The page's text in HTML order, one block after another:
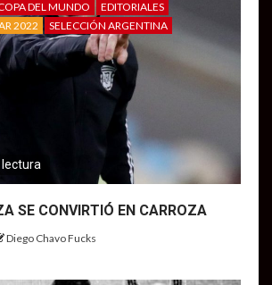
DEL MUNDO
EDITORIALES
2022 SELECCIÓN ARGENTINA
SE CONVIRTIÓ EN CARROZA
Diego Chavo Fucks